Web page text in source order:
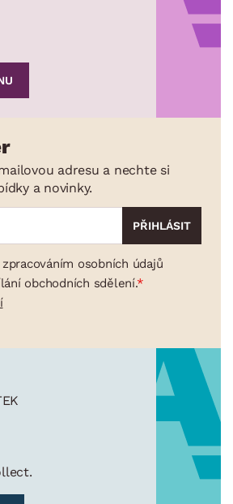
adresu a nechte si
a novinky.
osobních údajů
obchodních sdělení.